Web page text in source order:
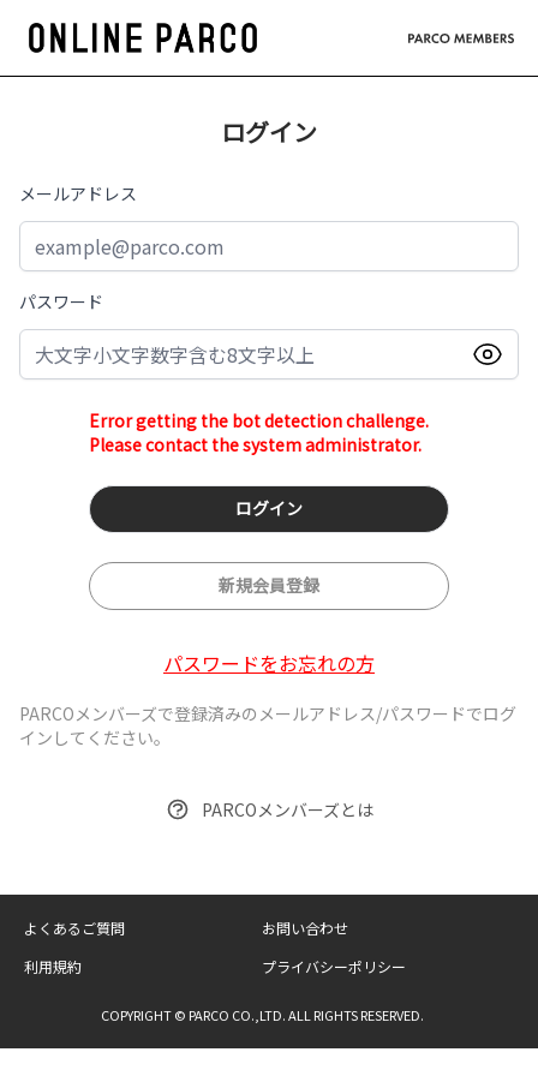
ログイン
メールアドレス
パスワード
Error getting the bot detection challenge.
Please contact the system administrator.
ログイン
新規会員登録
パスワードをお忘れの方
PARCOメンバーズで登録済みのメールアドレス/パスワードでログ
インしてください。
PARCOメンバーズとは
よくあるご質問
お問い合わせ
利用規約
プライバシーポリシー
COPYRIGHT © PARCO CO.,LTD. ALL RIGHTS RESERVED.